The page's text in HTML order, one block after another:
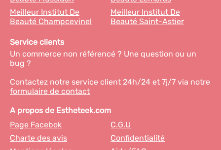
Meilleur Institut De
Beauté Champcevinel
Meilleur Institut De
Beauté Saint-Astier
Service clients
Un commerce non référencé ? Une question ou un
bug ?
Contactez notre service client 24h/24 et 7j/7 via notre
formulaire de contact
A propos de Estheteek.com
Page Facebok
C.G.U
Charte des avis
Confidentialité